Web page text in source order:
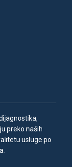
preko naših
usluge po